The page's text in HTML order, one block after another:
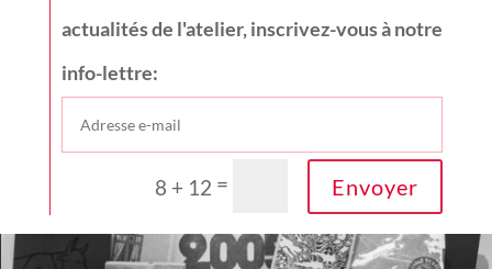
actualités de l'atelier, inscrivez-vous à notre
info-lettre:
8 + 12 = Envoyer